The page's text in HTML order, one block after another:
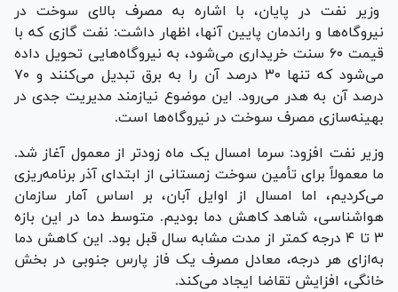
وزیر نفت در پایان، با اشاره به مصرف بالای سوخت در
نیروگاه‌ها و راندمان پایین آنها، اظهار داشت: نفت گازی که با
قیمت ۶۰ سنت خریداری می‌شود، به نیروگاه‌هایی تحویل داده
می‌شود که تنها ۳۰ درصد آن را به برق تبدیل می‌کنند و ۷۰
درصد آن به هدر می‌رود. این موضوع نیازمند مدیریت جدی در
بهینه‌سازی مصرف سوخت در نیروگاه‌ها است.
وزیر نفت افزود: سرما امسال یک ماه زودتر از معمول آغاز شد.
ما معمولاً برای تأمین سوخت زمستانی از ابتدای آذر برنامه‌ریزی
می‌کردیم، اما امسال از اوایل آبان، بر اساس آمار سازمان
هواشناسی، شاهد کاهش دما بودیم. متوسط دما در این بازه
۳ تا ۴ درجه کمتر از مدت مشابه سال قبل بود. این کاهش دما
به‌ازای هر درجه، معادل مصرف یک فاز پارس جنوبی در بخش
خانگی، افزایش تقاضا ایجاد می‌کند.